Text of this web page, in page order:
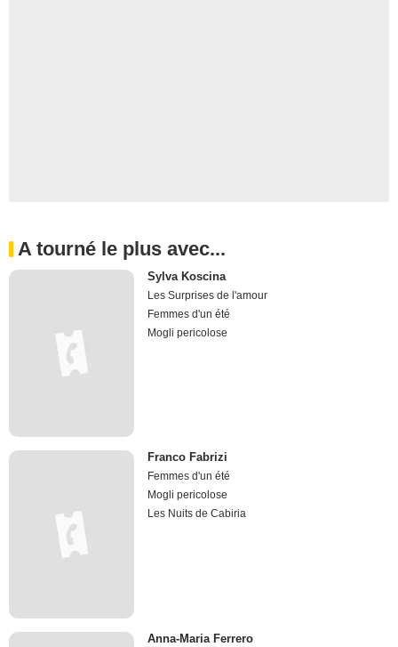
A tourné le plus avec...
Sylva Koscina
Les Surprises de l'amour
Femmes d'un été
Mogli pericolose
Franco Fabrizi
Femmes d'un été
Mogli pericolose
Les Nuits de Cabiria
Anna-Maria Ferrero